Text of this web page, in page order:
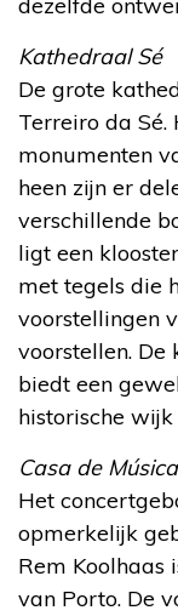
Kathedraal Sé
De grote
Terreiro da
monumenten
heen zijn er
verschillende
ligt een
met tegels die
voorstellingen
voorstellen.
biedt een
historische
Casa de Música
Het
opmerkelijk
Rem Koolhaas
van Porto. De